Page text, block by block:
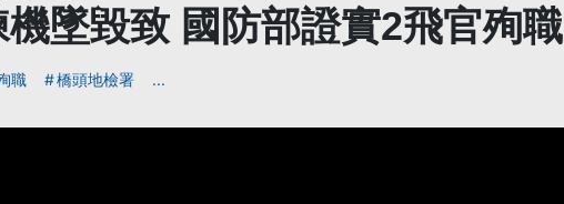
墜毀致 國防部證實2飛官殉職
職 橋頭地檢署 ...